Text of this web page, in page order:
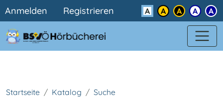
Direkt zum Inhalt
Benutzermenü
Anmelden Registrieren Kontrast
Startseite Katalog Suche